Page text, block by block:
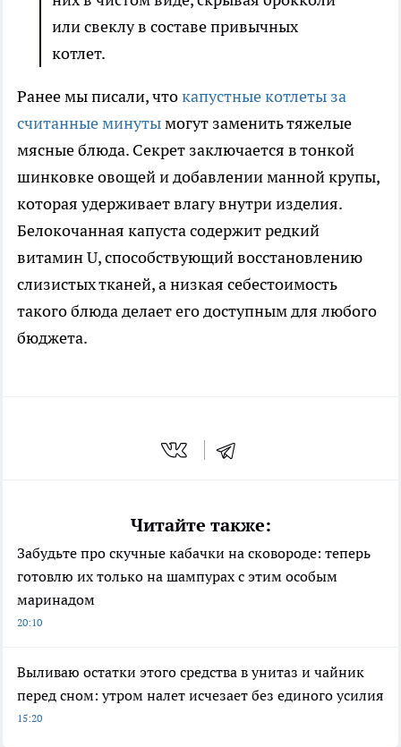
или свеклу в составе привычных
котлет.
Ранее мы писали, чтокапустные котлеты за
считанные минутымогут заменить тяжелые
мясные блюда. Секрет заключается в тонкой
шинковке овощей и добавлении манной крупы,
которая удерживает влагу внутри изделия.
Белокочанная капуста содержит редкий
витамин U, способствующий восстановлению
слизистых тканей, а низкая себестоимость
такого блюда делает его доступным для любого
бюджета.
Читайте также:
Забудьте про скучные кабачки на сковороде: теперь
готовлю их только на шампурах с этим особым
маринадом
20:10
Выливаю остатки этого средства в унитаз и чайник
перед сном: утром налет исчезает без единого усилия
15:20